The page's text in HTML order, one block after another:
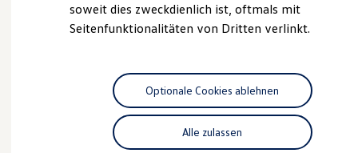
Driving Experience
Volkswagen entdecken
Lifestyle Shop
T-Roc Kollektion
Golf Kollektion
ID. Kollektion
Volkswagen Kollektion
R-Kollektion
Wie können wir
Ihnen weiterhelfen?
soweit dies zweckdienlich ist, oftmals mit
Seitenfunktionalitäten von Dritten verlinkt.
Alle zulassen
Optionale Cookies ablehnen